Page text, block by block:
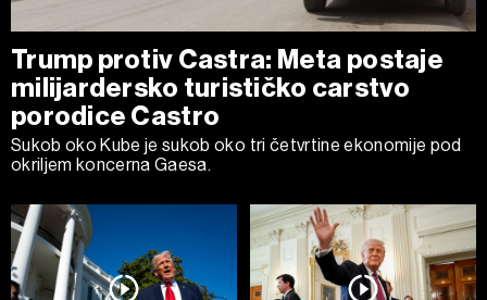
Trump protiv Castra: Meta postaje
milijardersko turističko carstvo
porodice Castro
Sukob oko Kube je sukob oko tri četvrtine ekonomije pod
okriljem koncerna Gaesa.